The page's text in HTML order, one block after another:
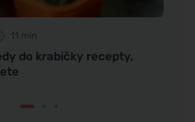
11 min
do krabičky recepty,